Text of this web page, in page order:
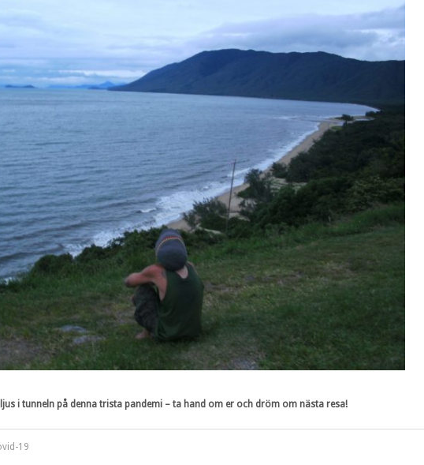
i tunneln på denna trista pandemi – ta hand om er och dröm om nästa resa!
19